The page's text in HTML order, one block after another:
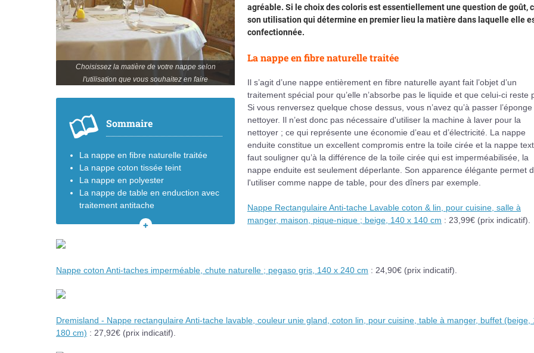
Choisissez la matière de votre nappe selon
l'utilisation que vous souhaitez en faire
agréable. Si le choix des coloris est essentiellement une question de goût,
son utilisation qui détermine en premier lieu la matière dans laquelle elle
confectionnée.
Sommaire
La nappe en fibre naturelle traitée
La nappe coton tissée teint
La nappe en polyester
La nappe de table en enduction avec
traitement antitache
Le tissu au mètre
Les nappes en papier
SOMMAIRE
La nappe en fibre naturelle traitée
Il s’agit d’une nappe entièrement en fibre naturelle ayant fait l’objet d’un
traitement spécial pour qu’elle n’absorbe pas le liquide et que celui-ci reste
Si vous renversez quelque chose dessus, vous n’avez qu’à passer
nettoyer. Il n’est donc pas nécessaire d'utiliser la machine à laver pour la
nettoyer ; ce qui représente une économie d’eau et d’électricité. La nappe
enduite constitue un excellent compromis entre la toile cirée et la nappe
faut souligner qu’à la différence de la toile cirée qui est imperméabilisée, la
nappe enduite est seulement déperlante. Son apparence élégante permet
l'utiliser comme nappe de table, pour des dîners par exemple.
Nappe Rectangulaire Anti-tache Lavable coton & lin, pour cuisine, salle à
manger, maison, pique-nique ; beige, 140 x 140 cm : 23,99€ (prix indicatif).
Nappe coton Anti-taches imperméable, chute naturelle ; pegaso gris, 140 x 240 cm : 24,90€ (prix indicatif).
Dremisland - Nappe rectangulaire Anti-tache lavable, couleur unie gland, coton lin, pour cuisine, table à manger, buffet (beige,
180 cm) : 27,92€ (prix indicatif).